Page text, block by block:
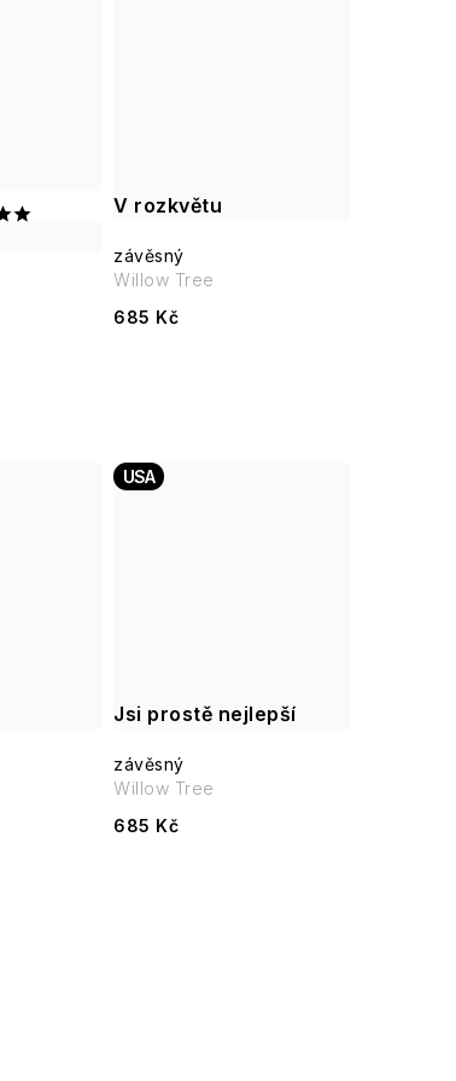
V rozkvětu
závěsný
685 Kč
Willow Tree
Jsi prostě nejlepší
USA
závěsný
685 Kč
Willow Tree